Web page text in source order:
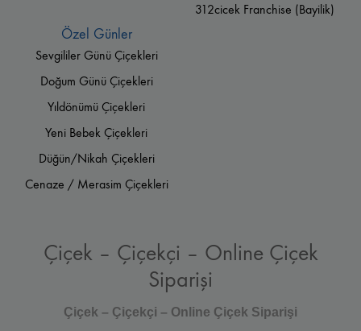
312cicek Franchise (Bayilik)
Özel Günler
Sevgililer Günü Çiçekleri
Doğum Günü Çiçekleri
Yıldönümü Çiçekleri
Yeni Bebek Çiçekleri
Düğün/Nikah Çiçekleri
Cenaze / Merasim Çiçekleri
Çiçek – Çiçekçi – Online Çiçek
Siparişi
Çiçek – Çiçekçi – Online Çiçek Siparişi